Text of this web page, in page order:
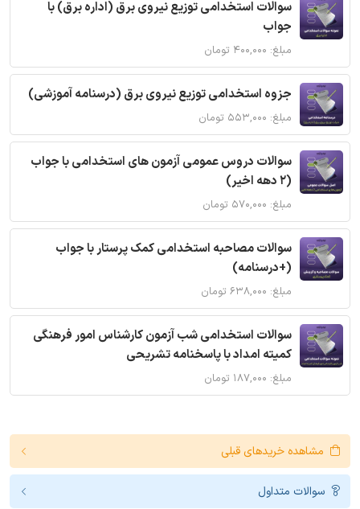
سوالات استخدامی توزیع نیروی برق (اداره برق) با
جواب
مبلغ: ۴۰۰,۰۰۰ تومان
جزوه استخدامی توزیع نیروی برق (درسنامه آموزشی)
مبلغ: ۵۵۳,۰۰۰ تومان
سوالات دروس عمومی آزمون های استخدامی با جواب
(2 دهه اخیر)
مبلغ: ۵۷۰,۰۰۰ تومان
سوالات مصاحبه استخدامی کمک پرستار با جواب
(+درسنامه)
مبلغ: ۶۳۸,۰۰۰ تومان
سوالات استخدامی شب آزمون کارشناس امور فرهنگی
کمیته امداد با پاسخنامه تشریحی
مبلغ: ۱۸۷,۰۰۰ تومان
مشاهده خریدهای قبلی
سوالات متداول